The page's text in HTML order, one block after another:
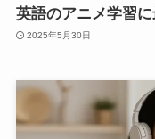
英語のアニメ学習
2025年5月30日